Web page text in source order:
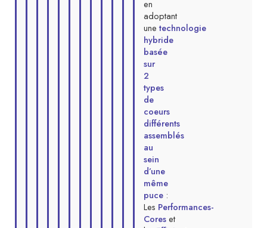
en
adoptant
une technologie
hybride
basée
sur
2
types
de
coeurs
différents
assemblés
au
sein
d’une
même
puce :
Les Performances-
Coreset